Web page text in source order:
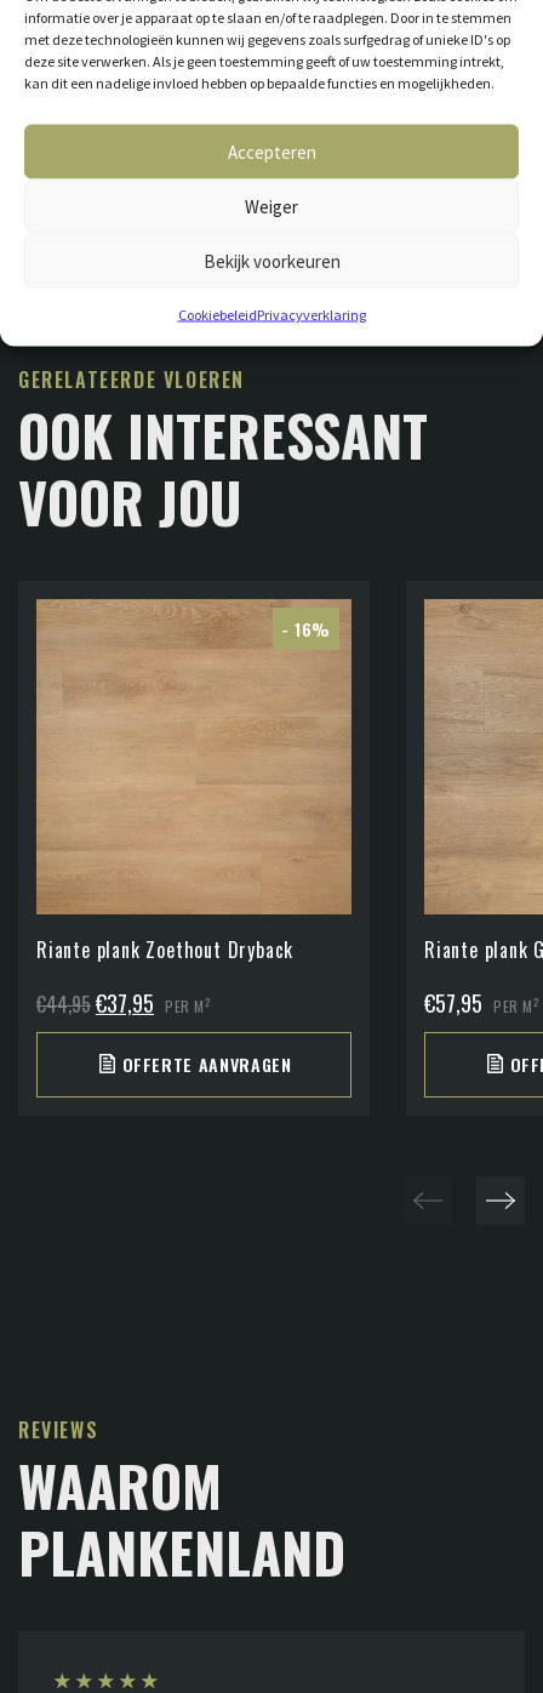
informatie over je apparaat op te slaan en/of te raadplegen. Door in te stemmen
met deze technologieën kunnen wij gegevens zoals surfgedrag of unieke ID's op
deze site verwerken. Als je geen toestemming geeft of uw toestemming intrekt,
kan dit een nadelige invloed hebben op bepaalde functies en mogelijkheden.
Accepteren
Weiger
Bekijk voorkeuren
CookiebeleidPrivacyverklaring
GERELATEERDE VLOEREN
OOK INTERESSANT
VOOR JOU
- 16%
Riante plank Zoethout Dryback
€44,95Oorspronkelijke
prijs
was:
€44,95.
€37,95 Huidige
prijs
is:
€37,95.
PER M2
OFFERTE AANVRAGEN
Riante plank
€57,95 PER M2
REVIEWS
WAAROM
PLANKENLAND
★ ★ ★ ★ ★